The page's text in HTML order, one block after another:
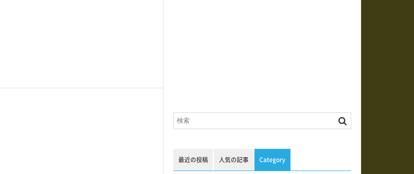
最近の投稿 人気の記事 Category